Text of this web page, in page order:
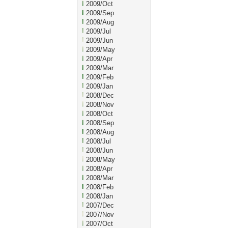
2009/Oct
2009/Sep
2009/Aug
2009/Jul
2009/Jun
2009/May
2009/Apr
2009/Mar
2009/Feb
2009/Jan
2008/Dec
2008/Nov
2008/Oct
2008/Sep
2008/Aug
2008/Jul
2008/Jun
2008/May
2008/Apr
2008/Mar
2008/Feb
2008/Jan
2007/Dec
2007/Nov
2007/Oct